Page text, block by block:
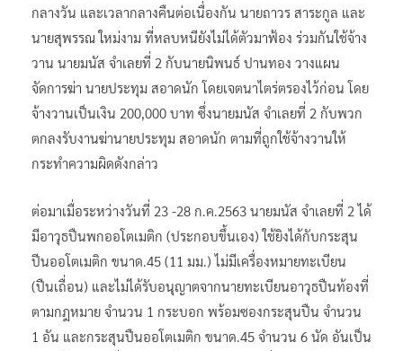
กลางวัน และเวลากลางคืนต่อเนื่องกัน นายถาวร สาระกูล และ
นายสุพรรณ ใหม่งาม ที่หลบหนียังไม่ได้ตัวมาฟ้อง ร่วมกันใช้จ้าง
วาน นายมนัส จำเลยที่ 2 กับนายนิพนธ์ ปานทอง วางแผน
จัดการฆ่า นายประทุม สอาดนัก โดยเจตนาไตร่ตรองไว้ก่อน โดย
จ้างวานเป็นเงิน 200,000 บาท ซึ่งนายมนัส จำเลยที่ 2 กับพวก
ตกลงรับงานฆ่านายประทุม สอาดนัก ตามที่ถูกใช้จ้างวานให้
กระทำความผิดดังกล่าว
ต่อมาเมื่อระหว่างวันที่ 23 -28 ก.ค.2563 นายมนัส จำเลยที่ 2 ได้
มีอาวุธปืนพกออโตเมติก (ประกอบขึ้นเอง) ใช้ยิงได้กับกระสุน
ปีนออโตเมติก ขนาด.45 (11 มม.) ไม่มีเครื่องหมายทะเบียน
(ปืนเถื่อน) และไม่ได้รับอนุญาตจากนายทะเบียนอาวุธปืนท้องที่
ตามกฎหมาย จำนวน 1 กระบอก พร้อมซองกระสุนปืน จำนวน
1 อัน และกระสุนปืนออโตเมติก ขนาด.45 จำนวน 6 นัด อันเป็น